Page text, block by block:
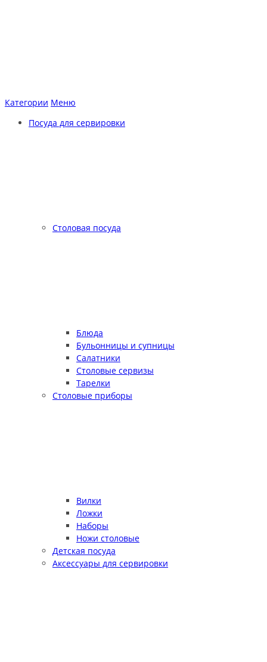
Категории Меню
Посуда для сервировки
Столовая посуда
Блюда
Бульонницы и супницы
Салатники
Столовые сервизы
Тарелки
Столовые приборы
Вилки
Ложки
Наборы
Ножи столовые
Детская посуда
Аксессуары для сервировки